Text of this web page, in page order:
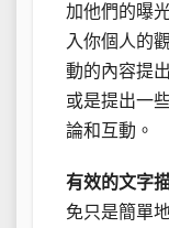
加他們的曝
入你個人的
動的內容提
或是提出一
論和互動。
有效的文字
免只是簡單